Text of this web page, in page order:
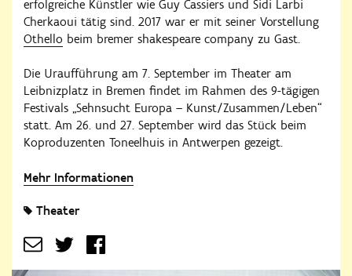
erfolgreiche Künstler wie Guy Cassiers und Sidi Larbi
Cherkaoui tätig sind. 2017 war er mit seiner Vorstellung
Othello beim bremer shakespeare company zu Gast.
Die Uraufführung am 7. September im Theater am
Leibnizplatz in Bremen findet im Rahmen des 9-tägigen
Festivals „Sehnsucht Europa – Kunst/Zusammen/Leben“
statt. Am 26. und 27. September wird das Stück beim
Koproduzenten Toneelhuis in Antwerpen gezeigt.
Mehr Informationen
Theater